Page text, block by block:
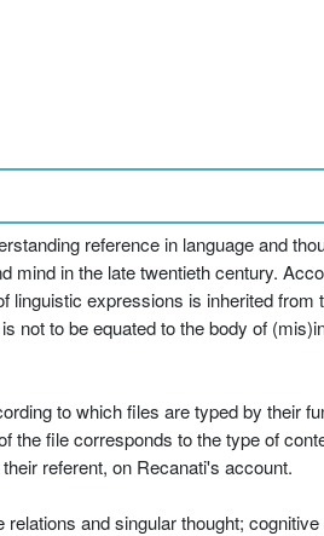
reference in language and
in the late twentieth century.
expressions is inherited
not to be equated to the body of
to which files are typed by their
file corresponds to the type of
referent, on Recanati's account.
and singular thought;